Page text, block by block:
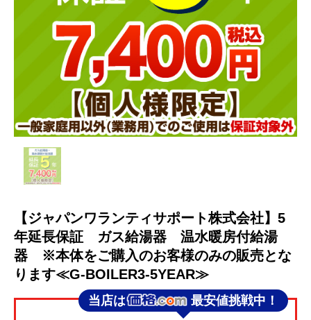
【ジャパンワランティサポート株式会社】5
年延長保証 ガス給湯器 温水暖房付給湯
器 ※本体をご購入のお客様のみの販売とな
ります≪G-BOILER3-5YEAR≫
当店は 最安値挑戦中！